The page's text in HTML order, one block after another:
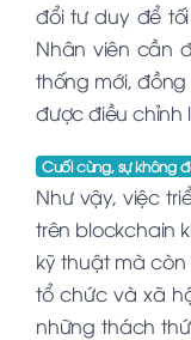
đổi tư duy để
Nhân viên cần
thống mới,
được điều chỉnh
Cuối cùng, sự không
Như vậy, việc
trên blockchain
kỹ thuật mà
tổ chức và xã
những thách